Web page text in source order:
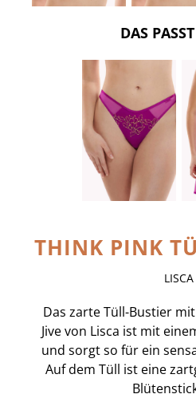
DAS
THINK PINK
LISCA
Das zarte Tüll-Bustier
Jive von Lisca ist mit
und sorgt so für ein
Auf dem Tüll ist eine